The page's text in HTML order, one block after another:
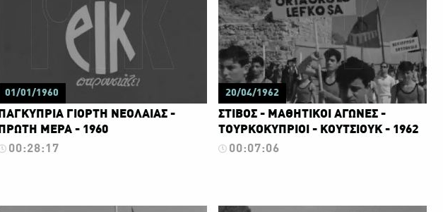
01/01/1960
ΠΑΓΚΥΠΡΙΑ ΓΙΟΡΤΗ ΝΕΟΛΑΙΑΣ -
ΠΡΩΤΗ ΜΕΡΑ - 1960
00:28:17
20/04/1962
ΣΤΙΒΟΣ - ΜΑΘΗΤΙΚΟΙ ΑΓΩΝΕΣ -
ΤΟΥΡΚΟΚΥΠΡΙΟΙ - ΚΟΥΤΣΙΟΥΚ - 1962
00:07:06